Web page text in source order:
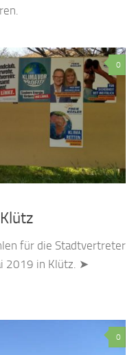
0
für die Stadtvertreter
2019 in Klütz. ➤
0